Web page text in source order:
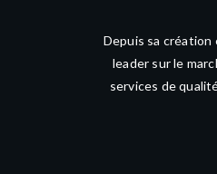
Depuis sa création
leader sur le
services de